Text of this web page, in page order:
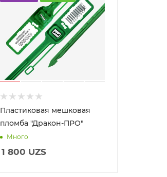
Пластиковая мешковая
пломба "Дракон-ПРО"
Много
1 800 UZS